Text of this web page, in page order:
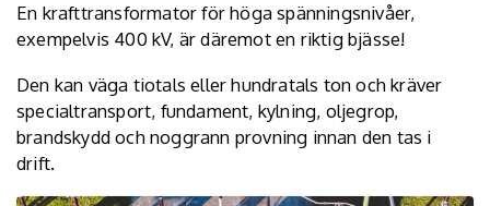
En krafttransformator för höga spänningsnivåer,
exempelvis 400 kV, är däremot en riktig bjässe!
Den kan väga tiotals eller hundratals ton och kräver
specialtransport, fundament, kylning, oljegrop,
brandskydd och noggrann provning innan den tas i
drift.